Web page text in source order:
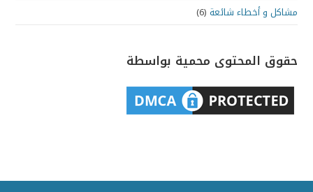
مشاكل و أخطاء شائعة (6)
حقوق المحتوى محمية بواسطة